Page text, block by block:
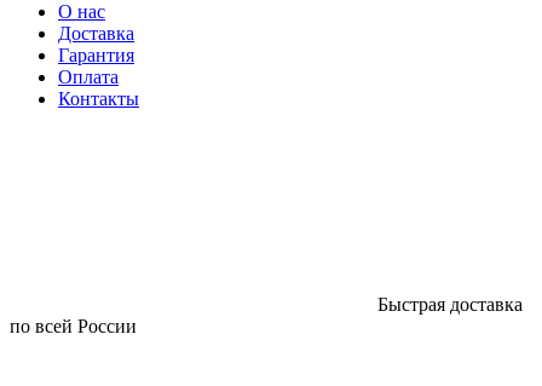
О нас
Доставка
Гарантия
Оплата
Контакты
Быстрая доставка
по всей России